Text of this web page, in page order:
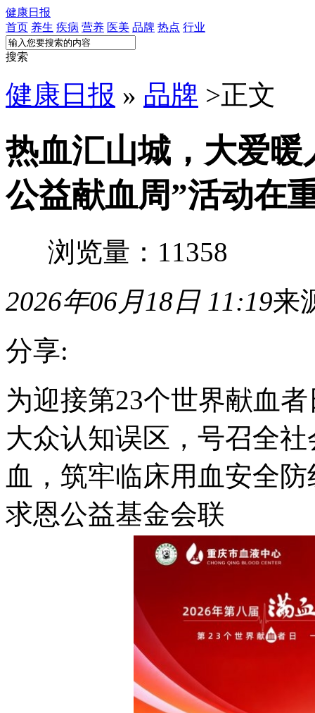
健康日报
首页 养生 疾病 营养 医美 品牌 热点 行业
搜索
健康日报 » 品牌 >正文
热血汇山城，大爱
公益献血周”活动在
浏览量：11358
2026年06月18日 11:19来
分享:
为迎接第23个世界献血
大众认知误区，号召全
血，筑牢临床用血安全
求恩公益基金会联